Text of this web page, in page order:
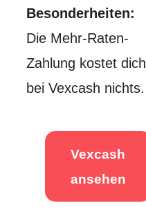
Besonderheiten:
Die Mehr-Raten-
Zahlung kostet dich
bei Vexcash nichts.
Vexcash
ansehen